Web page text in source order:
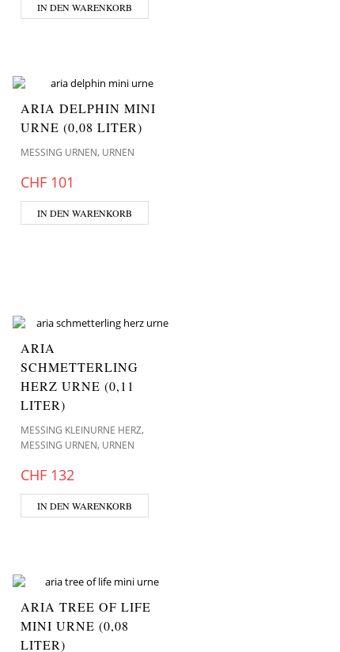
IN DEN WARENKORB
ARIA DELPHIN MINI
URNE (0,08 LITER)
MESSING URNEN, URNEN
CHF101
IN DEN WARENKORB
ARIA
SCHMETTERLING
HERZ URNE (0,11
LITER)
MESSING KLEINURNE HERZ,
MESSING URNEN, URNEN
CHF132
IN DEN WARENKORB
ARIA TREE OF LIFE
MINI URNE (0,08
LITER)